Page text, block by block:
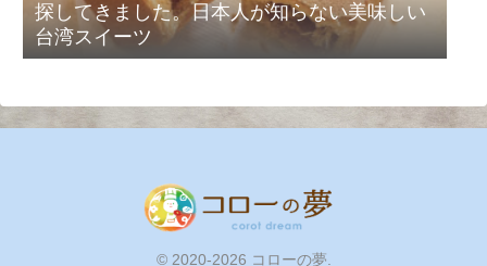
探してきました。日本人が知らない美味しい
台湾スイーツ
© 2020-2026 コローの夢.